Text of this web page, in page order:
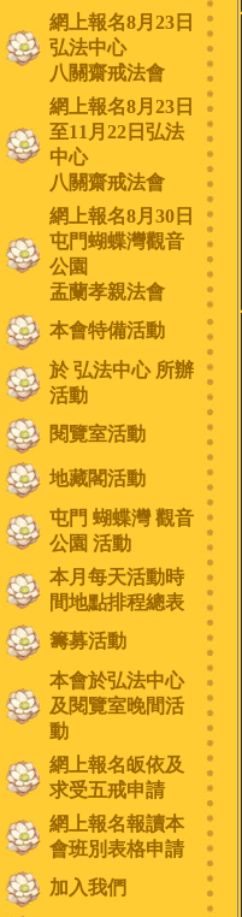
網上報名8月23日
弘法中心
八關齋戒法會
網上報名8月23日
至11月22日弘法
中心
八關齋戒法會
網上報名8月30日
屯門蝴蝶灣觀音
公園
盂蘭孝親法會
本會特備活動
於 弘法中心 所辦
活動
閱覽室活動
地藏閣活動
屯門 蝴蝶灣 觀音
公園 活動
本月每天活動時
間地點排程總表
籌募活動
本會於弘法中心
及閱覽室晚間活
動
網上報名皈依及
求受五戒申請
網上報名報讀本
會班別表格申請
加入我們